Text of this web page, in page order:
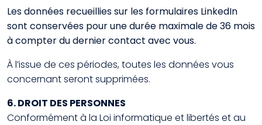
Les données recueillies sur les formulaires LinkedIn
sont conservées pour une durée maximale de 36 mois
à compter du dernier contact avec vous.
À l’issue de ces périodes, toutes les données vous
concernant seront supprimées.
6. DROIT DES PERSONNES
Conformément à la Loi informatique et libertés et au